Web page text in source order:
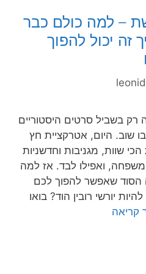
– למה כולם כבר
זה יכול להפוך
leonid
בשביל סרטים היסטוריים
שוב. היום, אטרקציית חץ
שוות, מגניבות וחדשניות
ואפילו לבד. אז למה
הסוד שאפשר להפוך לכם
יורשי רובין הוד? בואו
קריאה